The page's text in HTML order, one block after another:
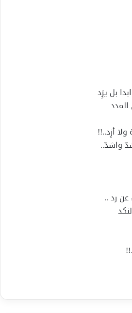
بل يزِد
أزِد..!!
واشدّ..
عن رد ..